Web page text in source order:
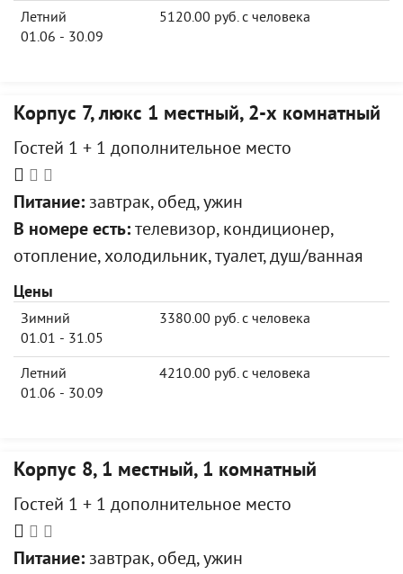
Летний
01.06 - 30.09
5120.00 руб. с человека
Корпус 7, люкс 1 местный, 2-х комнатный
Гостей 1 + 1 дополнительное место
Питание: завтрак, обед, ужин
В номере есть: телевизор, кондиционер,
отопление, холодильник, туалет, душ/ванная
Цены
Зимний
01.01 - 31.05
3380.00 руб. с человека
Летний
01.06 - 30.09
4210.00 руб. с человека
Корпус 8, 1 местный, 1 комнатный
Гостей 1 + 1 дополнительное место
Питание: завтрак, обед, ужин